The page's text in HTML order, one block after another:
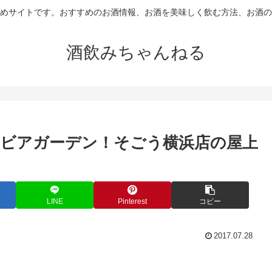
サイトです。おすすめのお酒情報、お酒を美味しく飲む方法、お酒
酒飲みちゃんねる
アガーデン！そごう横浜店の屋上
LINE Pinterest コピー
2017.07.28